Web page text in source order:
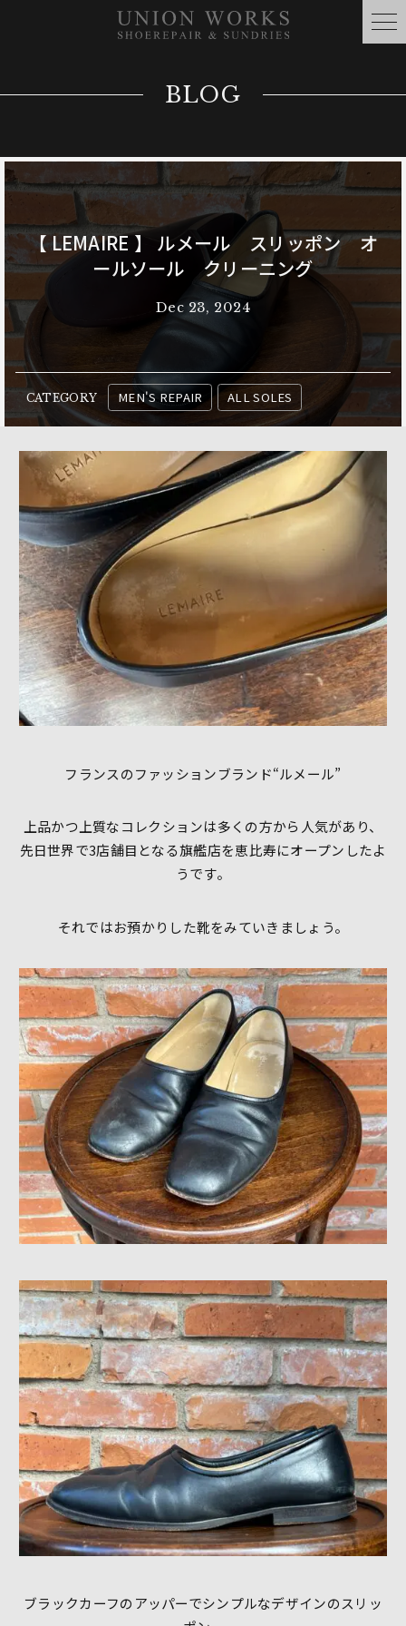
BLOG
【 LEMAIRE 】 ルメール スリッポン オ
ールソール クリーニング
Dec 23, 2024
CATEGORY MEN'S REPAIR ALL SOLES
フランスのファッションブランド“ルメール”
上品かつ上質なコレクションは多くの方から人気があり、
先日世界で3店舗目となる旗艦店を恵比寿にオープンしたよ
うです。
それではお預かりした靴をみていきましょう。
ブラックカーフのアッパーでシンプルなデザインのスリッ